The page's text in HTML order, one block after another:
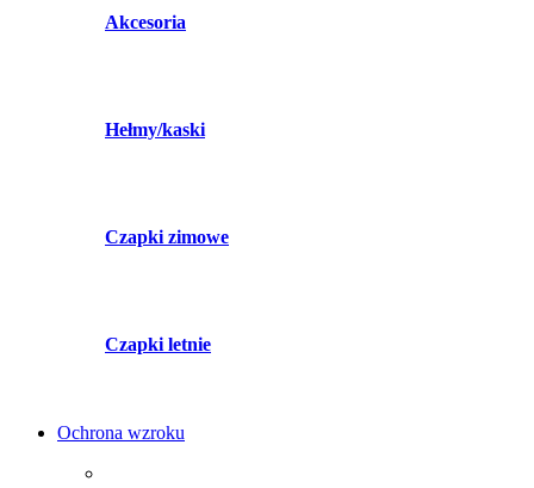
Akcesoria
Hełmy/kaski
Czapki zimowe
Czapki letnie
Ochrona wzroku